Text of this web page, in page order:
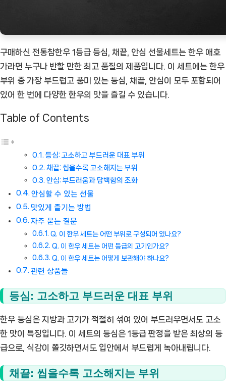
구매하신 전통참한우 1등급 등심, 채끝, 안심 선물세트는 한우 애호
가라면 누구나 반할 만한 최고 품질의 제품입니다. 이 세트에는 한우
부위 중 가장 부드럽고 풍미 있는 등심, 채끝, 안심이 모두 포함되어
있어 한 번에 다양한 한우의 맛을 즐길 수 있습니다.
Table of Contents
등심: 고소하고 부드러운 대표 부위
채끝: 씹을수록 고소해지는 부위
안심: 부드러움과 담백함의 조화
안심할 수 있는 선물
맛있게 즐기는 방법
자주 묻는 질문
Q. 이 한우 세트는 어떤 부위로 구성되어 있나요?
Q. 이 한우 세트는 어떤 등급의 고기인가요?
Q. 이 한우 세트는 어떻게 보관해야 하나요?
관련 상품들
등심: 고소하고 부드러운 대표 부위
한우 등심은 지방과 고기가 적절히 섞여 있어 부드러우면서도 고소
한 맛이 특징입니다. 이 세트의 등심은 1등급 판정을 받은 최상의 등
급으로, 식감이 쫄깃하면서도 입안에서 부드럽게 녹아내립니다.
채끝: 씹을수록 고소해지는 부위